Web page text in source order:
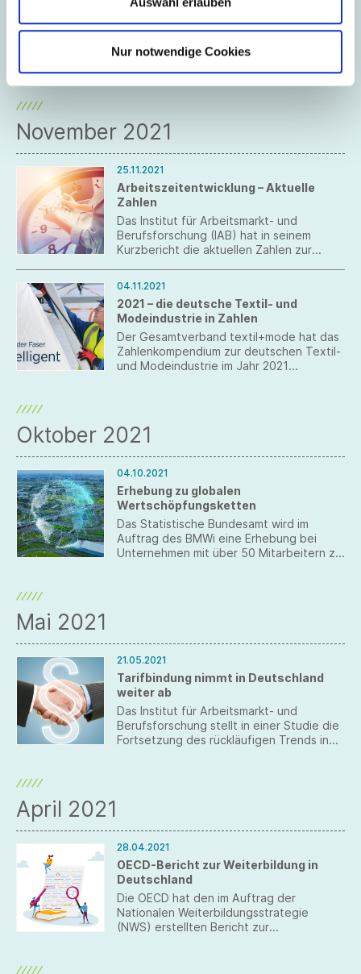
Nur notwendige Cookies
Die Bundesagentur für Arbeit hat die
Zahlen zur Situation auf dem
Ausbildungsstellenmarkt im Juni 2022
November 2021
25.11.2021
Arbeitszeitentwicklung – Aktuelle
Zahlen
Das Institut für Arbeitsmarkt- und
Berufsforschung (IAB) hat in seinem
Kurzbericht die aktuellen Zahlen zur
veröffentlicht.
04.11.2021
2021 – die deutsche Textil- und
Modeindustrie in Zahlen
Der Gesamtverband textil+mode hat das
Zahlenkompendium zur deutschen Textil-
und Modeindustrie im Jahr 2021
Oktober 2021
04.10.2021
Erhebung zu globalen
Wertschöpfungsketten
Das Statistische Bundesamt wird im
Auftrag des BMWi eine Erhebung bei
Unternehmen mit über 50 Mitarbeitern zu
Mai 2021
21.05.2021
Tarifbindung nimmt in Deutschland
weiter ab
Das Institut für Arbeitsmarkt- und
Berufsforschung stellt in einer Studie die
Fortsetzung des rückläufigen Trends in
April 2021
28.04.2021
OECD-Bericht zur Weiterbildung in
Deutschland
Die OECD hat den im Auftrag der
Nationalen Weiterbildungsstrategie
(NWS) erstellten Bericht zur